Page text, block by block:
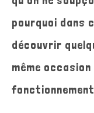
pourquoi dans
découvrir
même